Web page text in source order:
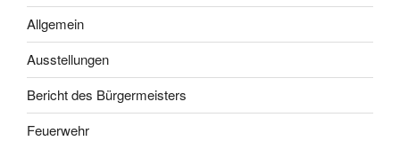
Allgemein
Ausstellungen
Bericht des Bürgermeisters
Feuerwehr